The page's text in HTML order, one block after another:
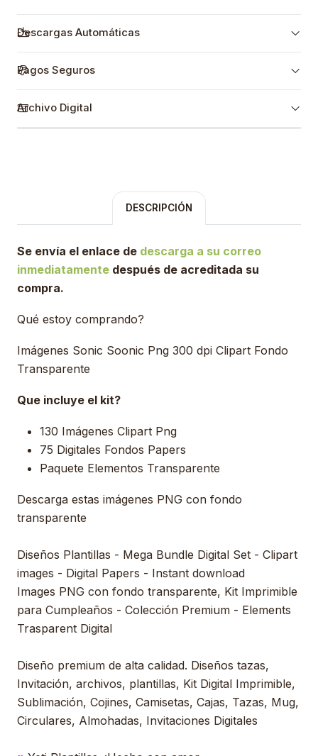
Descargas Automáticas
Pagos Seguros
Archivo Digital
DESCRIPCIÓN
Se envía el enlace de descarga a su correo
inmediatamente después de acreditada su
compra.
Qué estoy comprando?
Imágenes Sonic Soonic Png 300 dpi Clipart Fondo
Transparente
Que incluye el kit?
130 Imágenes Clipart Png
75 Digitales Fondos Papers
Paquete Elementos Transparente
Descarga estas imágenes PNG con fondo
transparente
Diseños Plantillas - Mega Bundle Digital Set - Clipart
images - Digital Papers - Instant download
Images PNG con fondo transparente, Kit Imprimible
para Cumpleaños - Colección Premium - Elements
Trasparent Digital
Diseño premium de alta calidad. Diseños tazas,
Invitación, archivos, plantillas, Kit Digital Imprimible,
Sublimación, Cojines, Camisetas, Cajas, Tazas, Mug,
Circulares, Almohadas, Invitaciones Digitales